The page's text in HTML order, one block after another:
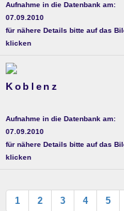
Aufnahme in die Datenbank am:
07.09.2010
für nähere Details bitte auf das
klicken
Koblenz
Aufnahme in die Datenbank am:
07.09.2010
für nähere Details bitte auf das
klicken
1 2 3 4 5